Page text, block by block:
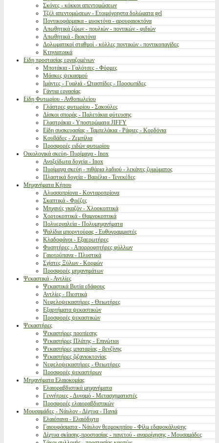
Σκόνες - κόκκοι απεντομώσεων
Τζέλ απεντομώσεων - Ετοιμόχρηστα δολώματα gel
Ποντικοφάρμακα - μυοκτόνα - αρουραιοκτόνα
Απωθητικά ζώων - πουλιών - ποντικών - φιδιών
Απωθητικά - βιοκτόνα
Δολωματικοί σταθμοί - κόλλες ποντικών - ποντικοπαγίδες
Κτηνιατρικά
Είδη προστασίας εργαζομένων
Μποτάκια - Γαλότσες - Φόρμες
Μάσκες ψεκασμού
Ιμάντες - Γυαλιά - Ωτασπίδες - Προσωπίδες
Γάντια εργασίας
Είδη Φυτωρίου - Ανθοπωλείου
Γλάστρες φυτωρίου - Σακούλες
Δίσκοι σποράς - Παλετάκια φύτευσης
Γλαστράκια - Υποστρώματα JIFFY
Είδη συσκευασίας - Ταμπελάκια - Ράφιες - Κορδόνια
Κουβάδες - Ζεμπίλια
Προσφορές ειδών φυτωρίου
Οικολογικά σκεύη- Πυρίμαχα - Inox
Ανοξείδωτα δοχεία - Inox
Πυρίμαχα σκεύη - πιθάρια λαδιού - λεκάνες ζυμώματος
Πλαστικά δοχεία - Βαρέλια - Τενεκέδες
Μηχανήματα Κήπου
Αλυσσοπρίονα - Κονταροπρίονα
Σκαπτικά - Φρέζες
Μηχανές γκαζόν - Χλοοκοπτικά
Χορτοκοπτικά - Θαμνοκοπτικά
Πολυεργαλεία - Πολυμηχανήματα
Ψαλίδια μπορντούρας - Ευθυγραμμιστές
Κλαδοφάγοι - Εξαερωτήρες
Φυσητήρες - Απορροφητήρες φύλλων
Γαιοτρύπανα - Πλυστικά
Σχίστες Ξύλων - Κορμών
Προσφορές μηχανημάτων
Ψεκαστικά - Αντλίες
Ψεκαστικά Βυτία εδάφους
Αντλίες - Πιεστικά
Νεφελοψεκαστήρες - Θειωτήρες
Εξαρτήματα ψεκαστικών
Προσφορές ψεκαστικών
Ψεκαστήρες
Ψεκαστήρες προπίεσης
Ψεκαστήρες Πλάτης - Επινώτιοι
Ψεκαστήρες μπαταρίας - βενζίνης
Ψεκαστήρες ζιζανιοκτονίας
Νεφελοψεκαστήρες - Θειωτήρες
Προσφορές ψεκαστήρων
Μηχανήματα Ελαιοκομίας
Ελαιοραβδιστικά μηχανήματα
Γεννήτριες - Δυναμό - Μετασχηματιστές
Προσφορές ελαιοραβδιστικών
Μουσαμάδες - Νάυλον - Δίχτυα - Πανιά
Ελαιόπανα - Ελαιόδιχτα
Γαιουφάσματα - Νάυλον θερμοκηπίου - Φίλμ εδαφοκάλυψης
Δίχτυα σκίασης-προστασίας - παγετού - αναρρίχησης - Μουσαμάδες